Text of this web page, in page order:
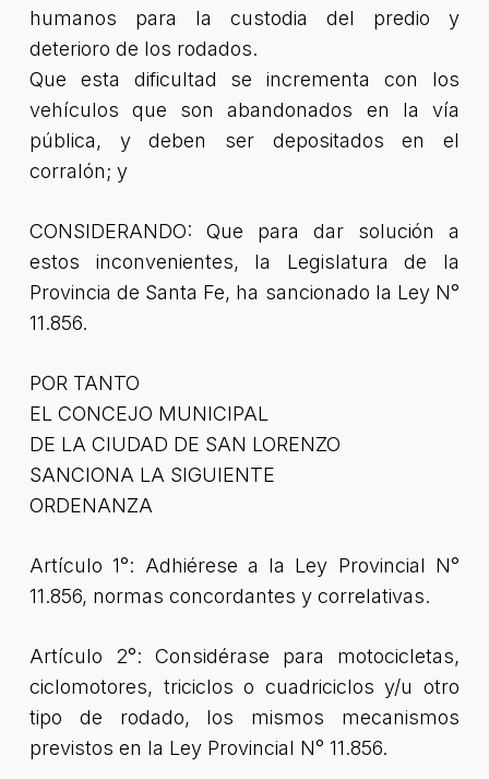
humanos para la custodia del predio y
deterioro de los rodados.
Que esta dificultad se incrementa con los
vehículos que son abandonados en la vía
pública, y deben ser depositados en el
corralón; y
CONSIDERANDO: Que para dar solución a
estos inconvenientes, la Legislatura de la
Provincia de Santa Fe, ha sancionado la Ley N°
11.856.
POR TANTO
EL CONCEJO MUNICIPAL
DE LA CIUDAD DE SAN LORENZO
SANCIONA LA SIGUIENTE
ORDENANZA
Artículo 1°: Adhiérese a la Ley Provincial N°
11.856, normas concordantes y correlativas.
Artículo 2°: Considérase para motocicletas,
ciclomotores, triciclos o cuadriciclos y/u otro
tipo de rodado, los mismos mecanismos
previstos en la Ley Provincial N° 11.856.